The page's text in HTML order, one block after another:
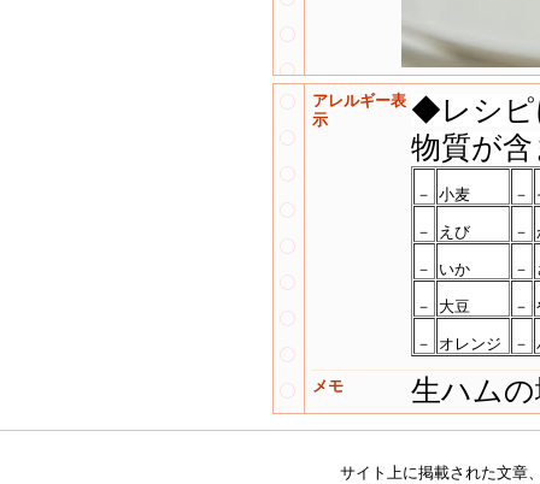
アレルギー表
示
◆レシピ
物質が
－ 小麦 －
－ えび －
－ いか －
－ 大豆 －
－ オレンジ －
メモ 生ハム
サイト上に掲載された文章